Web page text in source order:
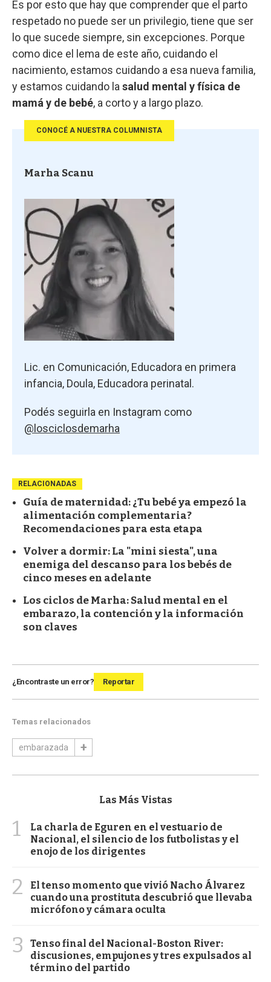
Es por esto que hay que comprender que el parto
respetado no puede ser un privilegio, tiene que ser
lo que sucede siempre, sin excepciones. Porque
como dice el lema de este año, cuidando el
nacimiento, estamos cuidando a esa nueva familia,
y estamos cuidando la salud mental y física de
mamá y de bebé, a corto y a largo plazo.
CONOCÉ A NUESTRA COLUMNISTA
Marha Scanu
Lic. en Comunicación, Educadora en primera
infancia, Doula, Educadora perinatal.
Podés seguirla en Instagram como
@losciclosdemarha
RELACIONADAS
Guía de maternidad: ¿Tu bebé ya empezó la
alimentación complementaria?
Recomendaciones para esta etapa
Volver a dormir: La "mini siesta", una
enemiga del descanso para los bebés de
cinco meses en adelante
Los ciclos de Marha: Salud mental en el
embarazo, la contención y la información
son claves
¿Encontraste un error? Reportar
Temas relacionados
embarazada
Las Más Vistas
1
La charla de Eguren en el vestuario de
Nacional, el silencio de los futbolistas y el
enojo de los dirigentes
2
El tenso momento que vivió Nacho Álvarez
cuando una prostituta descubrió que llevaba
micrófono y cámara oculta
3
Tenso final del Nacional-Boston River:
discusiones, empujones y tres expulsados al
término del partido